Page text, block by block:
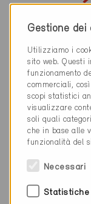
026 913 22 23
info@sottas.ch
www.sottas.ch
Categoria
Pianificazione
Gestione dei
Utilizziamo i
sito web. Questi
funzionamento
commerciali,
scopi statistici
visualizzare
soli quali
che in base alle
funzionalità del
Necessari
Statistiche